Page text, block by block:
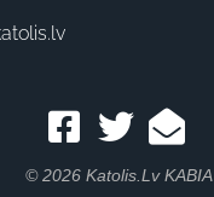
© 2026 Katolis.lv KABIA